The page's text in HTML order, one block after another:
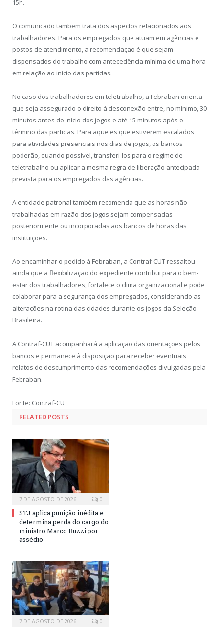
15h.
O comunicado também trata dos aspectos relacionados aos
trabalhadores. Para os empregados que atuam em agências e
postos de atendimento, a recomendação é que sejam
dispensados do trabalho com antecedência mínima de uma hora
em relação ao início das partidas.
No caso dos trabalhadores em teletrabalho, a Febraban orienta
que seja assegurado o direito à desconexão entre, no mínimo, 30
minutos antes do início dos jogos e até 15 minutos após o
término das partidas. Para aqueles que estiverem escalados
para atividades presenciais nos dias de jogos, os bancos
poderão, quando possível, transferi-los para o regime de
teletrabalho ou aplicar a mesma regra de liberação antecipada
prevista para os empregados das agências.
A entidade patronal também recomenda que as horas não
trabalhadas em razão dos jogos sejam compensadas
posteriormente ou incorporadas aos bancos de horas das
instituições.
Ao encaminhar o pedido à Febraban, a Contraf-CUT ressaltou
ainda que a flexibilização do expediente contribui para o bem-
estar dos trabalhadores, fortalece o clima organizacional e pode
colaborar para a segurança dos empregados, considerando as
alterações na rotina das cidades durante os jogos da Seleção
Brasileira.
A Contraf-CUT acompanhará a aplicação das orientações pelos
bancos e permanece à disposição para receber eventuais
relatos de descumprimento das recomendações divulgadas pela
Febraban.
Fonte: Contraf-CUT
RELATED POSTS
7 DE AGOSTO DE 2026 0
STJ aplica punição inédita e
determina perda do cargo do
ministro Marco Buzzi por
assédio
7 DE AGOSTO DE 2026 0